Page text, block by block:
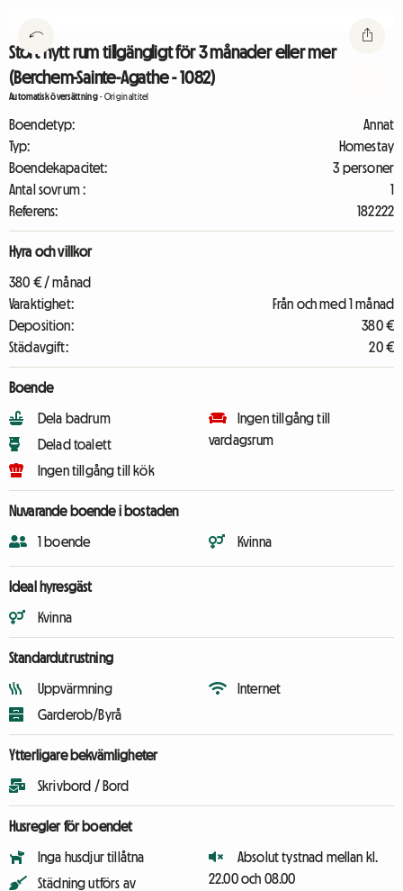
Stort nytt rum tillgängligt för 3 månader eller mer
(Berchem-Sainte-Agathe - 1082)
Automatisk översättning-Originaltitel
Boendetyp:
Annat
Typ:
Homestay
Boendekapacitet:
3 personer
Antal sovrum :
1
Referens:
182222
Hyra och villkor
380 € / månad
Varaktighet:
Från och med 1 månad
Deposition:
380 €
Städavgift:
20 €
Boende
Dela badrum
Delad toalett
Ingen tillgång till kök
Ingen tillgång till
vardagsrum
Nuvarande boende i bostaden
1 boende Kvinna
Ideal hyresgäst
Kvinna
Standardutrustning
Uppvärmning
Garderob/Byrå
Internet
Ytterligare bekvämligheter
Skrivbord / Bord
Husregler för boendet
Inga husdjur tillåtna
Städning utförs av
Absolut tystnad mellan kl.
22.00 och 08.00